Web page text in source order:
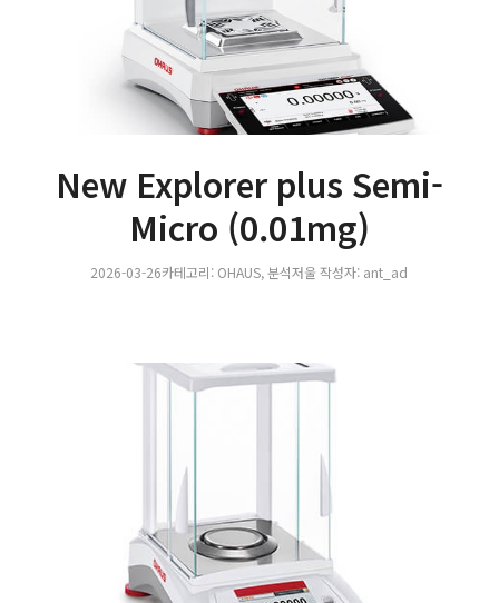
New Explorer plus Semi-
Micro (0.01mg)
2026-03-26카테고리: OHAUS,분석저울 작성자: ant_ad